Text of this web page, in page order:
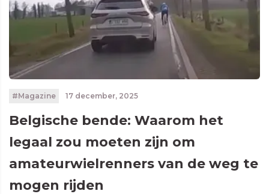
#Magazine 17 december, 2025
Belgische bende: Waarom het
legaal zou moeten zijn om
amateurwielrenners van de weg te
mogen rijden